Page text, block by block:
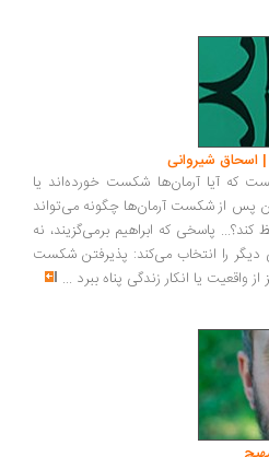
شیروانی
آرمان‌ها شکست خورده‌اند یا
شکست آرمان‌ها چگونه می‌تواند
که ابراهیم برمی‌گزیند، نه
انتخاب می‌کند: پذیرفتن شکست
یا انکار زندگی پناه ببرد...